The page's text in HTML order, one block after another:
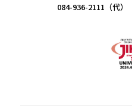
084-936-2111（代）